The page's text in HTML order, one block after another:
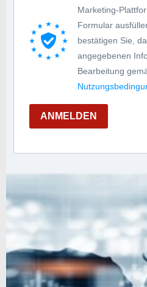
Marketing-
Formular
bestätigen Sie,
angegebenen
Bearbeitung
ANMELDEN